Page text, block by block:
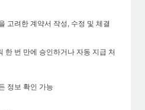
고려한 계약서 작성, 수정 및 체결
한 번 만에 승인하거나 자동 지급 처
정보 확인 가능